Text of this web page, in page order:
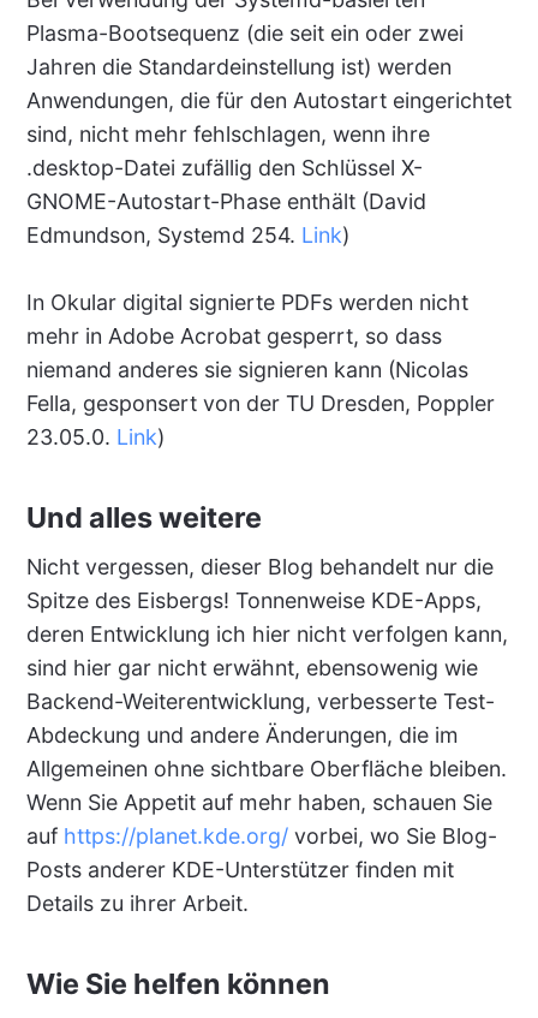
Plasma-Bootsequenz (die seit ein oder zwei
Jahren die Standardeinstellung ist) werden
Anwendungen, die für den Autostart eingerichtet
sind, nicht mehr fehlschlagen, wenn ihre
.desktop-Datei zufällig den Schlüssel X-
GNOME-Autostart-Phase enthält (David
Edmundson, Systemd 254. Link)
In Okular digital signierte PDFs werden nicht
mehr in Adobe Acrobat gesperrt, so dass
niemand anderes sie signieren kann (Nicolas
Fella, gesponsert von der TU Dresden, Poppler
23.05.0. Link)
Und alles weitere
Nicht vergessen, dieser Blog behandelt nur die
Spitze des Eisbergs! Tonnenweise KDE-Apps,
deren Entwicklung ich hier nicht verfolgen kann,
sind hier gar nicht erwähnt, ebensowenig wie
Backend-Weiterentwicklung, verbesserte Test-
Abdeckung und andere Änderungen, die im
Allgemeinen ohne sichtbare Oberfläche bleiben.
Wenn Sie Appetit auf mehr haben, schauen Sie
auf https://planet.kde.org/vorbei, wo Sie Blog-
Posts anderer KDE-Unterstützer finden mit
Details zu ihrer Arbeit.
Wie Sie helfen können